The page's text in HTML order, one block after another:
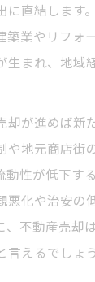
析で不動産
ワークで資
に役立つ実
促進する不
フレームワ
視点で見直す
島市の事例から
に直結します
築業やリフォ
生まれ、地域
却が進めば新
や地元商店街
動性が低下す
悪化や治安の
、不動産売却
えるでしょう